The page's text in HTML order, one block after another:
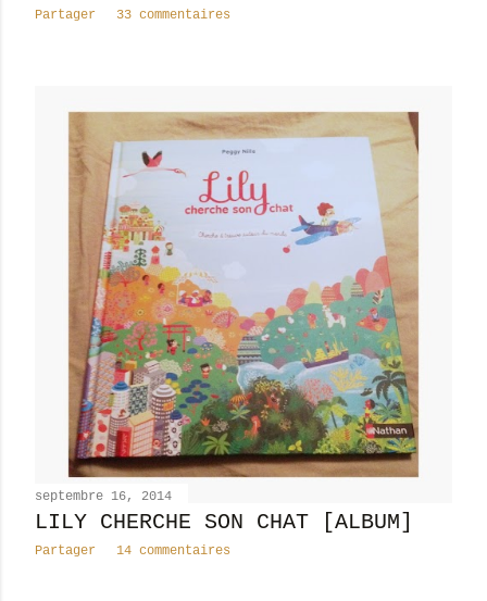
Partager 33 commentaires
septembre 16, 2014
LILY CHERCHE SON CHAT [ALBUM]
Partager 14 commentaires